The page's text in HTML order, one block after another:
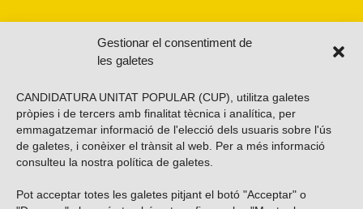
Gestionar el consentiment de
les galetes
CANDIDATURA UNITAT POPULAR (CUP), utilitza galetes
pròpies i de tercers amb finalitat tècnica i analítica, per
emmagatzemar informació de l'elecció dels usuaris sobre l'ús
de galetes, i conèixer el trànsit al web. Per a més informació
consulteu la nostra política de galetes
Pot acceptar totes les galetes pitjant el botó "Acceptar" o